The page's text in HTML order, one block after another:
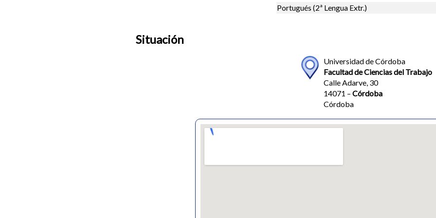
Portugués (2ª Lengua Extr.)
Situación
Universidad de Córdoba
Facultad de Ciencias del Trabajo
Calle Adarve, 30
14071 – Córdoba
Córdoba